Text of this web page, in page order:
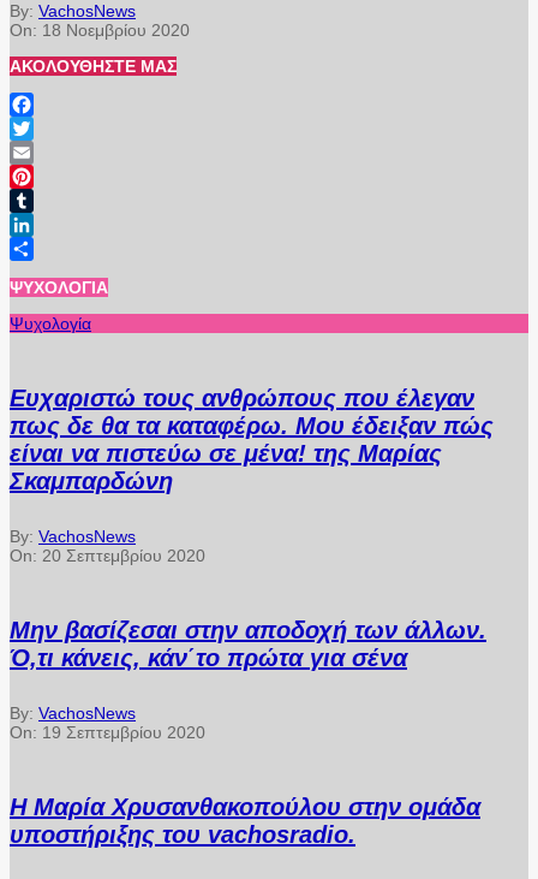
By: VachosNews
On: 18 Νοεμβρίου 2020
ΑΚΟΛΟΥΘΉΣΤΕ ΜΑΣ
Facebook
Twitter
Email
Pinterest
Tumblr
LinkedIn
ΨΥΧΟΛΟΓΊΑ
Ψυχολογία
Ευχαριστώ τους ανθρώπους που έλεγαν
πως δε θα τα καταφέρω. Μου έδειξαν πώς
είναι να πιστεύω σε μένα! της Μαρίας
Σκαμπαρδώνη
By: VachosNews
On: 20 Σεπτεμβρίου 2020
Μην βασίζεσαι στην αποδοχή των άλλων.
Ό,τι κάνεις, κάν΄το πρώτα για σένα
By: VachosNews
On: 19 Σεπτεμβρίου 2020
Η Μαρία Χρυσανθακοπούλου στην ομάδα
υποστήριξης του vachosradio.